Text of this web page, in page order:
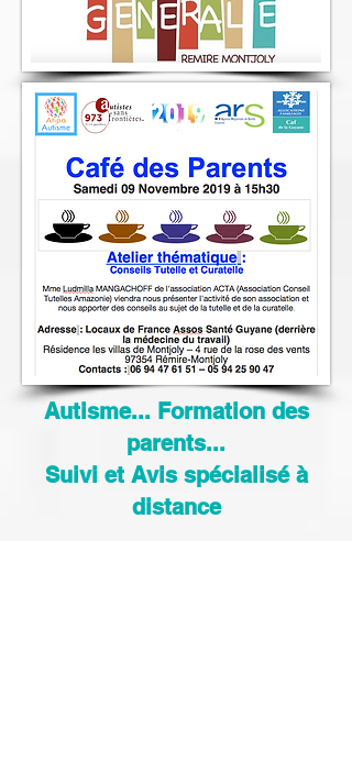
Autisme... Formation des
parents...
Suivi et Avis spécialisé à
distance